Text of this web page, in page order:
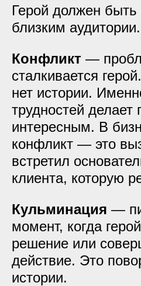
Герой должен
близким аудитории.
Конфликт —
сталкивается
нет истории.
трудностей делает
интересным. В
конфликт — это
встретил
клиента, которую
Кульминация —
момент, когда
решение или
действие. Это
истории.